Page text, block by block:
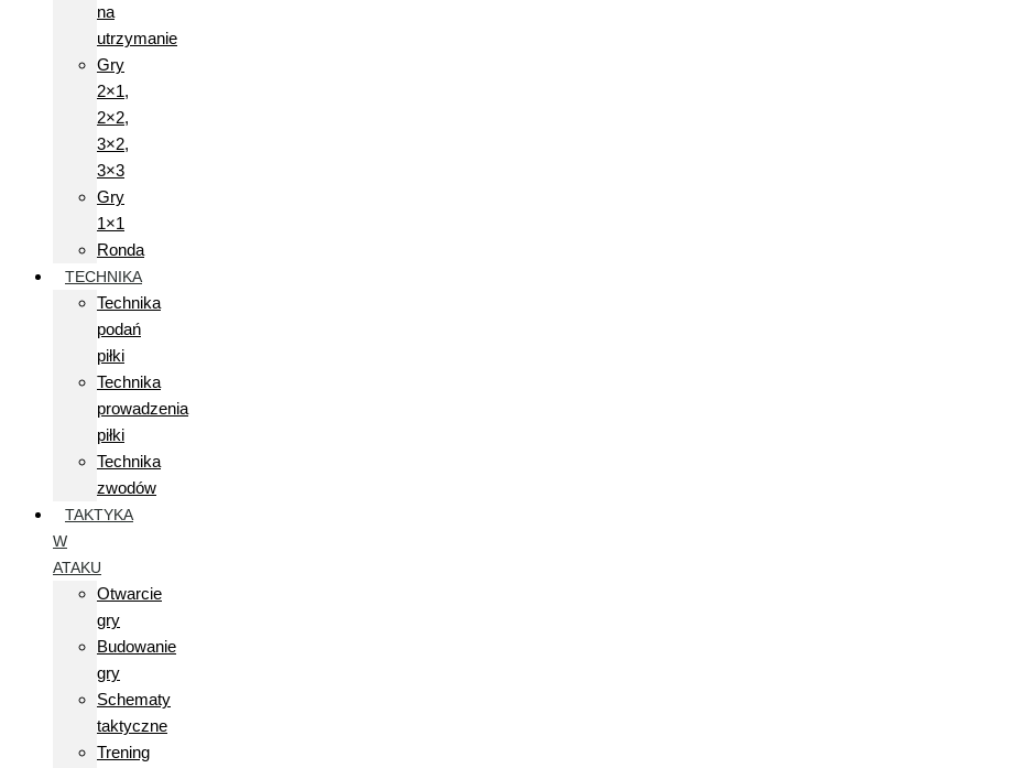
na
utrzymanie
Gry
2×1,
2×2,
3×2,
3×3
Gry
1×1
Ronda
TECHNIKA
Technika
podań
piłki
Technika
prowadzenia
piłki
Technika
zwodów
TAKTYKA
W
ATAKU
Otwarcie
gry
Budowanie
gry
Schematy
taktyczne
Trening